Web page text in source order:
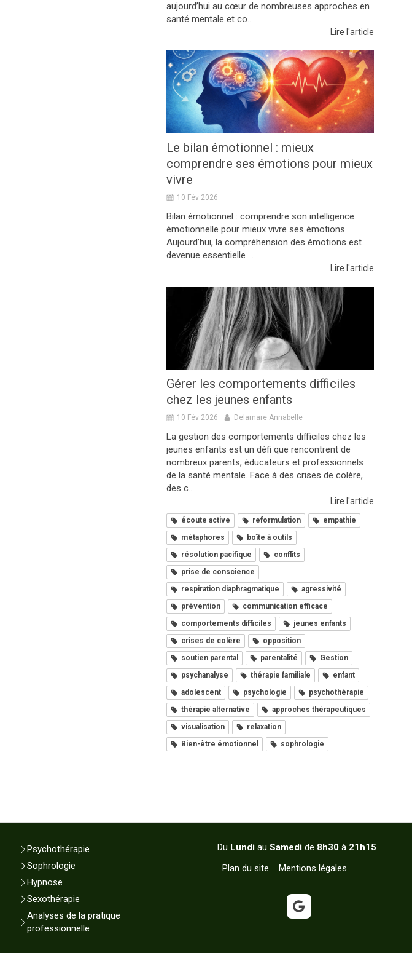
aujourd’hui au cœur de nombreuses approches en
santé mentale et co...
Lire l'article
Le bilan émotionnel : mieux
comprendre ses émotions pour mieux
vivre
10 Fév 2026
Bilan émotionnel : comprendre son intelligence
émotionnelle pour mieux vivre ses émotions
Aujourd’hui, la compréhension des émotions est
devenue essentielle ...
Lire l'article
Gérer les comportements difficiles
chez les jeunes enfants
10 Fév 2026 Delamare Annabelle
La gestion des comportements difficiles chez les
jeunes enfants est un défi que rencontrent de
nombreux parents, éducateurs et professionnels
de la santé mentale. Face à des crises de colère,
des c...
Lire l'article
écoute active reformulation
empathie
métaphores
boîte à outils
résolution pacifique
conflits
prise de conscience
respiration diaphragmatique
agressivité
prévention
communication efficace
comportements difficiles
jeunes enfants
crises de colère
opposition
soutien parental
parentalité
Gestion
psychanalyse
thérapie familiale
enfant
adolescent
psychologie
psychothérapie
thérapie alternative
approches thérapeutiques
visualisation
relaxation
Bien-être émotionnel
sophrologie
Psychothérapie
Sophrologie
Hypnose
Sexothérapie
Analyses de la pratique
professionnelle
Du Lundi au Samedi de 8h30 à 21h15
Plan du site
Mentions légales